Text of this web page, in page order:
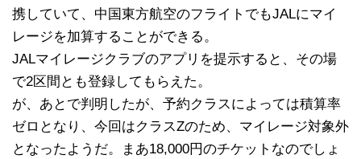
携していて、中国東方航空のフライトでもJALにマイ
レージを加算することができる。
JALマイレージクラブのアプリを提示すると、その場
で2区間とも登録してもらえた。
が、あとで判明したが、予約クラスによっては積算率
ゼロとなり、今回はクラスZのため、マイレージ対象外
となったようだ。まあ18,000円のチケットなのでしょ